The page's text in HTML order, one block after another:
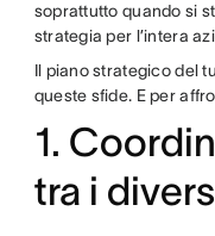
soprattutto quando si
strategia per l’intera
Il piano strategico del
queste sfide. E per
1.
tra i